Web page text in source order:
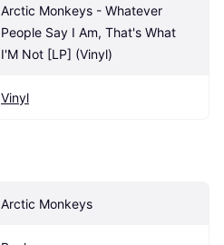
Arctic Monkeys - Whatever
People Say I Am, That's What
I'M Not [LP] (Vinyl)
Vinyl
Arctic Monkeys